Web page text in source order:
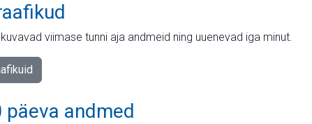
viimase tunni aja andmeid ning uuenevad iga minut.
andmed